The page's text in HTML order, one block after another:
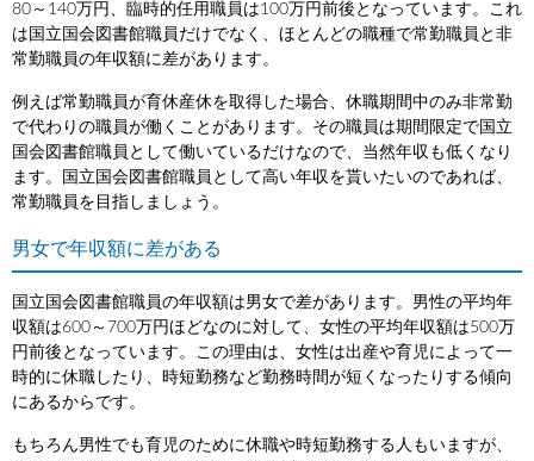
80～140万円、臨時的任用職員は100万円前後となっています。これ
は国立国会図書館職員だけでなく、ほとんどの職種で常勤職員と非
常勤職員の年収額に差があります。
例えば常勤職員が育休産休を取得した場合、休職期間中のみ非常勤
で代わりの職員が働くことがあります。その職員は期間限定で国立
国会図書館職員として働いているだけなので、当然年収も低くなり
ます。国立国会図書館職員として高い年収を貰いたいのであれば、
常勤職員を目指しましょう。
男女で年収額に差がある
国立国会図書館職員の年収額は男女で差があります。男性の平均年
収額は600～700万円ほどなのに対して、女性の平均年収額は500万
円前後となっています。この理由は、女性は出産や育児によって一
時的に休職したり、時短勤務など勤務時間が短くなったりする傾向
にあるからです。
もちろん男性でも育児のために休職や時短勤務する人もいますが、